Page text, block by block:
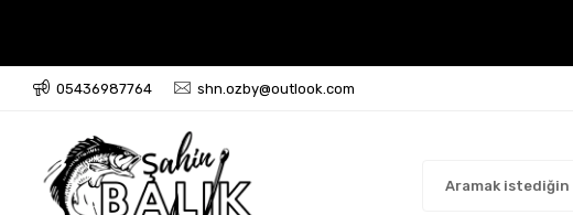
05436987764 shn.ozby@outlook.com